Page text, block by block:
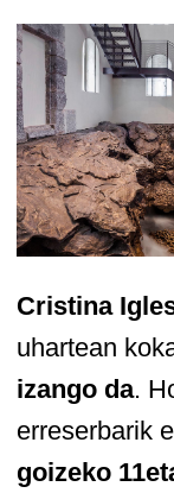
Cristina
uhartean
izango da.
erreserbarik
goizeko